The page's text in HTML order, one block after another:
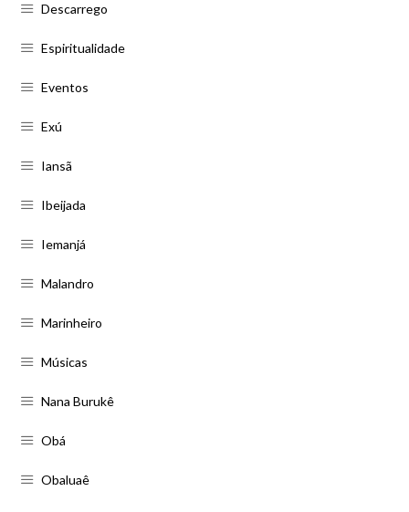
Descarrego
Espiritualidade
Eventos
Exú
Iansã
Ibeijada
Iemanjá
Malandro
Marinheiro
Músicas
Nana Burukê
Obá
Obaluaê